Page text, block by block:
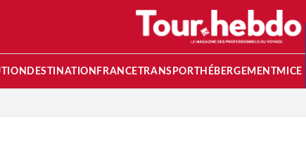
DESTINATION FRANCETRANSPORT HÉBERGEMENTMICE